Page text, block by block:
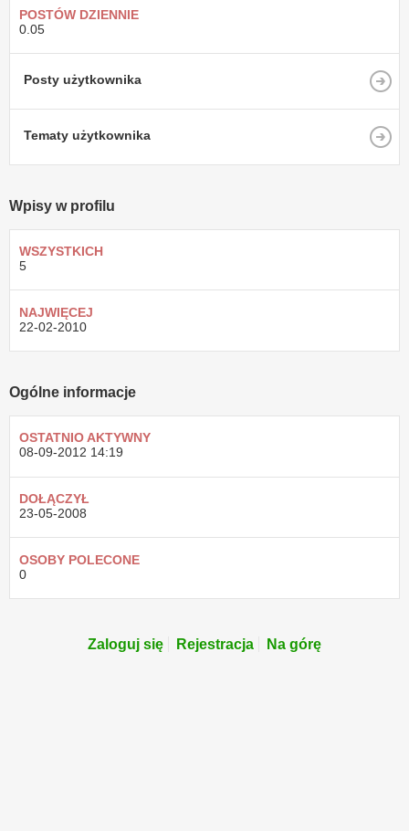
POSTÓW DZIENNIE
0.05
Posty użytkownika
Tematy użytkownika
Wpisy w profilu
WSZYSTKICH
5
NAJWIĘCEJ
22-02-2010
Ogólne informacje
OSTATNIO AKTYWNY
08-09-2012 14:19
DOŁĄCZYŁ
23-05-2008
OSOBY POLECONE
0
Zaloguj się Rejestracja Na górę